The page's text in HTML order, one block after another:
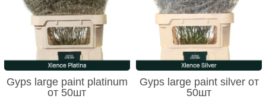
Gyps large paint platinum
от 50шт
Gyps large paint silver от
50шт